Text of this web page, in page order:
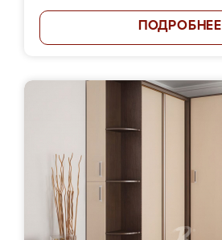
ПОДРОБНЕЕ